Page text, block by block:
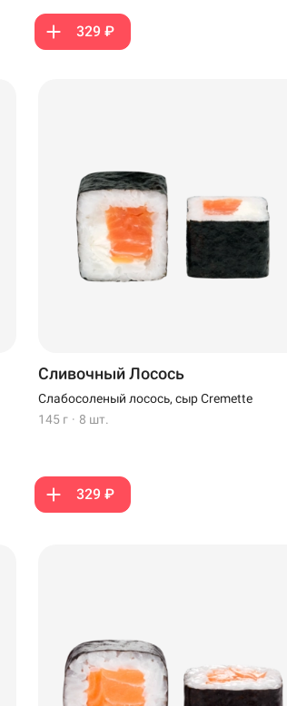
329 ₽
Сливочный Лосось
Слабосоленый лосось, сыр Cremette
145 г · 8 шт.
329 ₽